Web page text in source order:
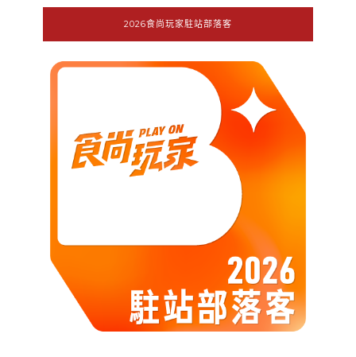
2026食尚玩家駐站部落客